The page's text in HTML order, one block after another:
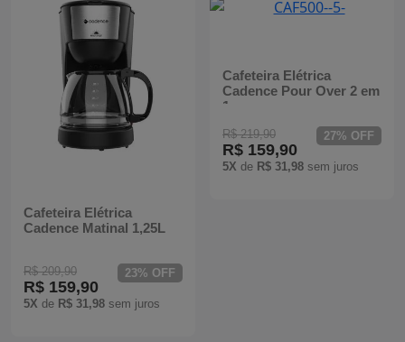
Cafeteira Elétrica
Cadence Matinal 1,25L
R$ 209,90
R$ 159,90
5X de R$ 31,98 sem juros
23% OFF
Cafeteira Elétrica
Cadence Pour Over 2 em
1
R$ 219,90
R$ 159,90
5X de R$ 31,98 sem juros
27% OFF